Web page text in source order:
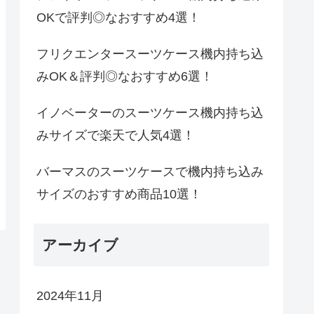
OKで評判◎なおすすめ4選！
フリクエンタースーツケース機内持ち込
みOK＆評判◎なおすすめ6選！
イノベーターのスーツケース機内持ち込
みサイズで楽天で人気4選！
バーマスのスーツケースで機内持ち込み
サイズのおすすめ商品10選！
アーカイブ
2024年11月